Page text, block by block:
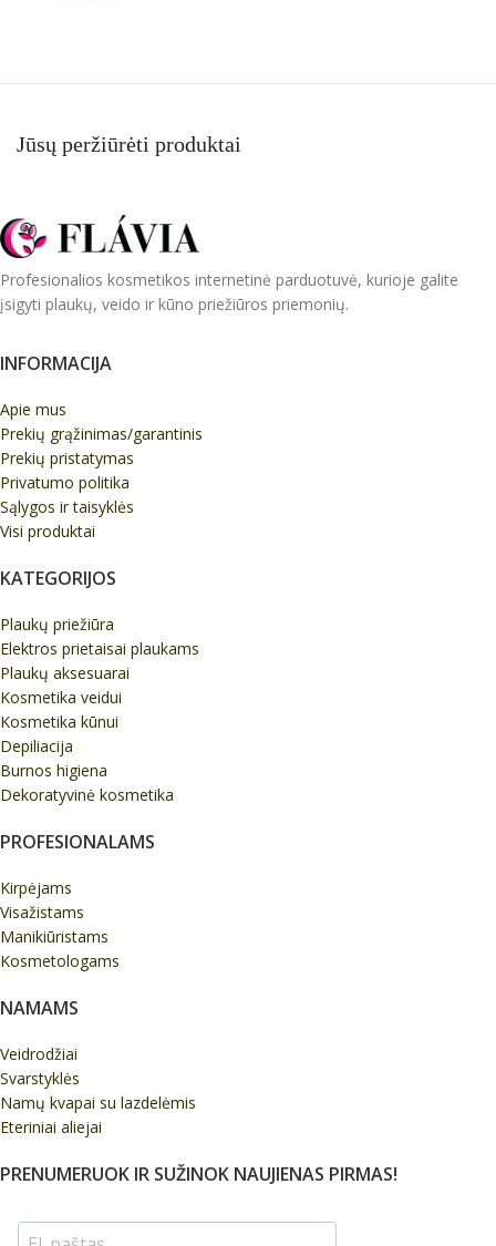
Jūsų peržiūrėti produktai
Profesionalios kosmetikos internetinė parduotuvė, kurioje galite
įsigyti plaukų, veido ir kūno priežiūros priemonių.
INFORMACIJA
Apie mus
Prekių grąžinimas/garantinis
Prekių pristatymas
Privatumo politika
Sąlygos ir taisyklės
Visi produktai
KATEGORIJOS
Plaukų priežiūra
Elektros prietaisai plaukams
Plaukų aksesuarai
Kosmetika veidui
Kosmetika kūnui
Depiliacija
Burnos higiena
Dekoratyvinė kosmetika
PROFESIONALAMS
Kirpėjams
Visažistams
Manikiūristams
Kosmetologams
NAMAMS
Veidrodžiai
Svarstyklės
Namų kvapai su lazdelėmis
Eteriniai aliejai
PRENUMERUOK IR SUŽINOK NAUJIENAS PIRMAS!